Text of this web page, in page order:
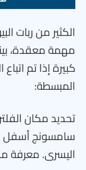
الكثير من ربات
مهمة معقدة،
كبيرة إذا تم
المبسطة:
تحديد مكان
سامسونج أسفل
اليسرى. معرفة